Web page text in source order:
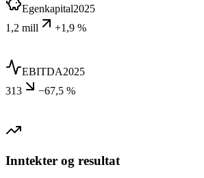
Egenkapital2025
1,2 mill
+1,9 %
EBITDA2025
313
−67,5 %
Inntekter og resultat